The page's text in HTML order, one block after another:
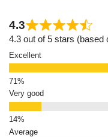
4.3
4.3 out of 5 stars (based
Excellent
Very good
Average